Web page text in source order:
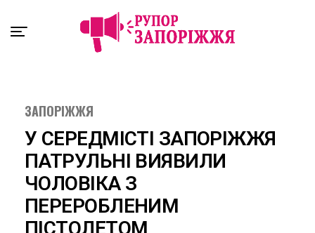
ЗАПОРІЖЖЯ
У СЕРЕДМІСТІ ЗАПОРІЖЖЯ
ПАТРУЛЬНІ ВИЯВИЛИ
ЧОЛОВІКА З
ПЕРЕРОБЛЕНИМ
Exit mobile version